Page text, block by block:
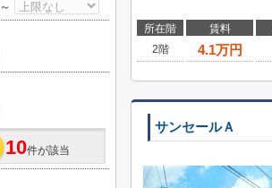
所在階 賃料
2階
4.1万円
サンセールＡ
～
10件が該当